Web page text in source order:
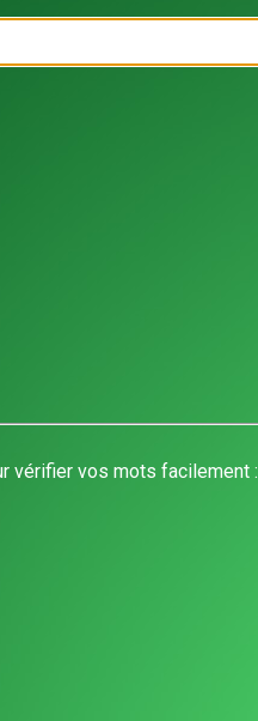
vérifier vos mots facilement :